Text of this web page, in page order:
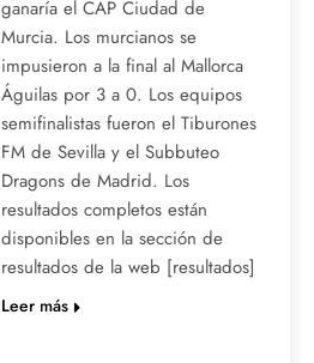
ganaría el CAP Ciudad de
Murcia. Los murcianos se
impusieron a la final al Mallorca
Águilas por 3 a 0. Los equipos
semifinalistas fueron el Tiburones
FM de Sevilla y el Subbuteo
Dragons de Madrid. Los
resultados completos están
disponibles en la sección de
resultados de la web [resultados]
Leer más